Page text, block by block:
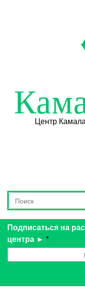
Центр
Форма поиска
Подписаться на
центра ► *